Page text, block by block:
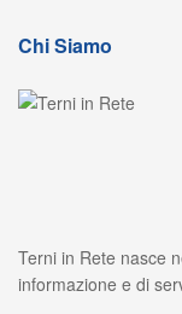
Chi Siamo
Terni in Rete nasce
informazione e di